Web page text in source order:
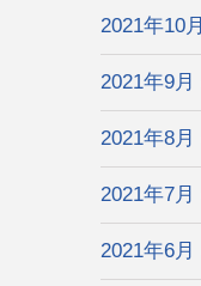
2021年10月
2021年9月
2021年8月
2021年7月
2021年6月